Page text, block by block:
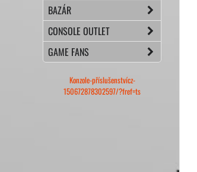
BAZÁR
CONSOLE OUTLET
GAME FANS
Konzole-příslušenstvícz-
150672878302597/?fref=ts